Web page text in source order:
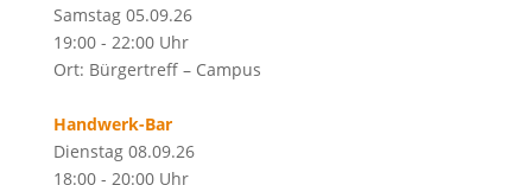
Samstag 05.09.26
19:00 - 22:00 Uhr
Ort: Bürgertreff – Campus
Handwerk-Bar
Dienstag 08.09.26
18:00 - 20:00 Uhr